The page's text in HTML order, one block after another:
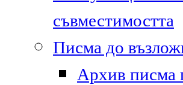
съвместимостта
Писма до
Архив писма